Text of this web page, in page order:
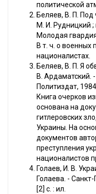
политической
Беляев, В. П.
М. И. Рудницкий ;
Молодая
В т. ч. о военных
националистах.
Беляев, В. П. Я
В. Ардаматский.
Политиздат,
Книга очерков
основана на
гитлеровских
Украины. На
документов
преступления
националистов
Голаев, И. В.
Голаева. -
[2] с. : ил.